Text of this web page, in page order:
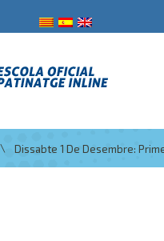
\ Dissabte 1 De Desembre: